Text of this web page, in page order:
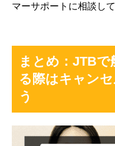
マーサポートに相談し
まとめ：JTBで
る際はキャン
う